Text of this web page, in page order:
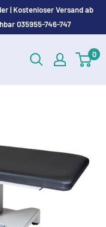
| Kostenloser Versand ab
035955-746-747
0